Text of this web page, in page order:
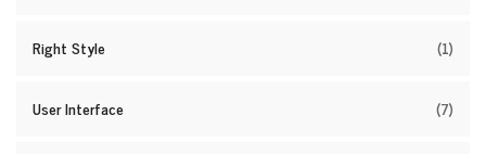
Right Style (1)
User Interface (7)